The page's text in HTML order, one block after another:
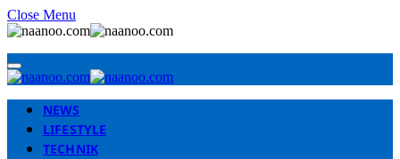
Close Menu
NEWS
LIFESTYLE
TECHNIK